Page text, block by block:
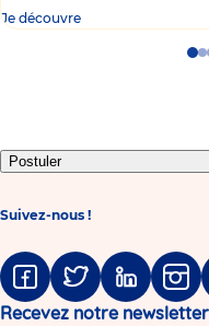
Je découvre
Go
Postuler
Suivez-nous !
FacebookTwitter Linkedin
Recevez notre newsletter